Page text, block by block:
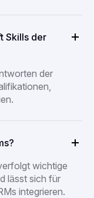
Skills der
der
wichtige
lässt sich für
integrieren.